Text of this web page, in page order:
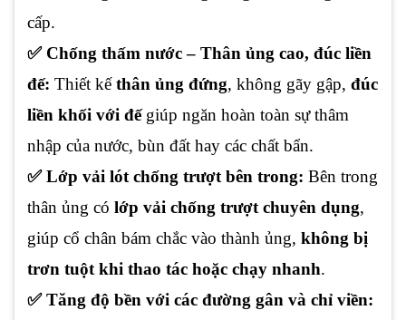
cấp.
✅ Chống thấm nước – Thân ủng cao, đúc liền
đế: Thiết kếthân ủng đứng, không gãy gập, đúc
liền khối với đếgiúp ngăn hoàn toàn sự thâm
nhập của nước, bùn đất hay các chất bẩn.
✅ Lớp vải lót chống trượt bên trong: Bên trong
thân ủng có lớp vải chống trượt chuyên dụng,
giúp cổ chân bám chắc vào thành ủng, không bị
trơn tuột khi thao tác hoặc chạy nhanh.
✅ Tăng độ bền với các đường gân và chỉ viền: